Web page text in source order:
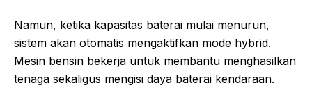
Namun, ketika kapasitas baterai mulai menurun,
sistem akan otomatis mengaktifkan mode hybrid.
Mesin bensin bekerja untuk membantu menghasilkan
tenaga sekaligus mengisi daya baterai kendaraan.